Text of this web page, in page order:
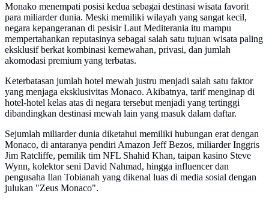
Monako menempati posisi kedua sebagai destinasi wisata favorit
para miliarder dunia. Meski memiliki wilayah yang sangat kecil,
negara kepangeranan di pesisir Laut Mediterania itu mampu
mempertahankan reputasinya sebagai salah satu tujuan wisata paling
eksklusif berkat kombinasi kemewahan, privasi, dan jumlah
akomodasi premium yang terbatas.
Keterbatasan jumlah hotel mewah justru menjadi salah satu faktor
yang menjaga eksklusivitas Monaco. Akibatnya, tarif menginap di
hotel-hotel kelas atas di negara tersebut menjadi yang tertinggi
dibandingkan destinasi mewah lain yang masuk dalam daftar.
Sejumlah miliarder dunia diketahui memiliki hubungan erat dengan
Monaco, di antaranya pendiri Amazon Jeff Bezos, miliarder Inggris
Jim Ratcliffe, pemilik tim NFL Shahid Khan, taipan kasino Steve
Wynn, kolektor seni David Nahmad, hingga influencer dan
pengusaha Ilan Tobianah yang dikenal luas di media sosial dengan
julukan "Zeus Monaco".